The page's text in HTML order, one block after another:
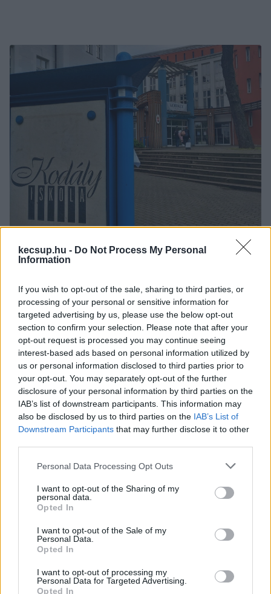
kecsup.hu - Do Not Process My Personal
Information
If you wish to opt-out of the sale, sharing to third parties, or
processing of your personal or sensitive information for
targeted advertising by us, please use the below opt-out
section to confirm your selection. Please note that after your
opt-out request is processed you may continue seeing
interest-based ads based on personal information utilized by
us or personal information disclosed to third parties prior to
your opt-out. You may separately opt-out of the further
disclosure of your personal information by third parties on the
IAB’s list of downstream participants. This information may
also be disclosed by us to third parties on the IAB’s List of
Downstream Participants that may further disclose it to other
Please note that this website/app uses one or more Google
not limited to your visit or usage behaviour. You may click to
grant or deny consent to Google and its third-party tags to
use your data for below specified purposes in below Google
consent section.
Personal Data Processing Opt Outs
I want to opt-out of the Sharing of my
personal data.
Opted In
I want to opt-out of the Sale of my
Personal Data.
Opted In
I want to opt-out of processing my
Personal Data for Targeted Advertising.
Opted In
A Kodály Iskola pedagógusainak egy része tavaly októberben is
csatlakozott a sztrájkhoz / Fotó: Hraskó István
A sztrájkot a pedagógus szakszervezetek a
tervezett közoktatási státusztörvény ellen
hirdették meg. A kormány tervei szerint ugyanis
idén június 1-jétől minden közoktatásban
dolgozót – tehát az egyházi, alapítványi,
jogállási törvény hatálya alá terelnének.
Ez a
szakszervezetek szerint sok ponton
hátrányosan érintené a pedagógusokat.
emelné a tanárok tanítással lekötött
munkaidejét, elrendelhetővé tenné a vasárnapi
munkavégzést, valamint a tanév